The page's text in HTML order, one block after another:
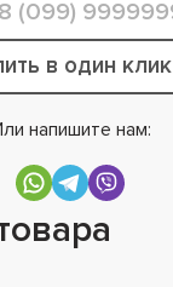
в один клик
напишите нам: